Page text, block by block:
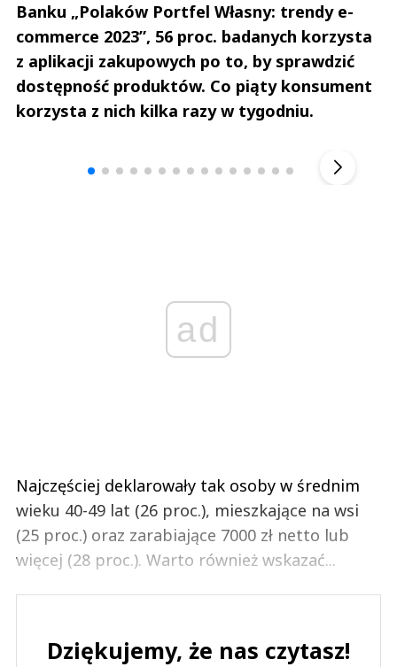
Banku „Polaków Portfel Własny: trendy e-
commerce 2023”, 56 proc. badanych korzysta
z aplikacji zakupowych po to, by sprawdzić
dostępność produktów. Co piąty konsument
korzysta z nich kilka razy w tygodniu.
ad
Najczęściej deklarowały tak osoby w średnim
wieku 40-49 lat (26 proc.), mieszkające na wsi
(25 proc.) oraz zarabiające 7000 zł netto lub
więcej (28 proc.). Warto również wskazać...
Dziękujemy, że nas czytasz!